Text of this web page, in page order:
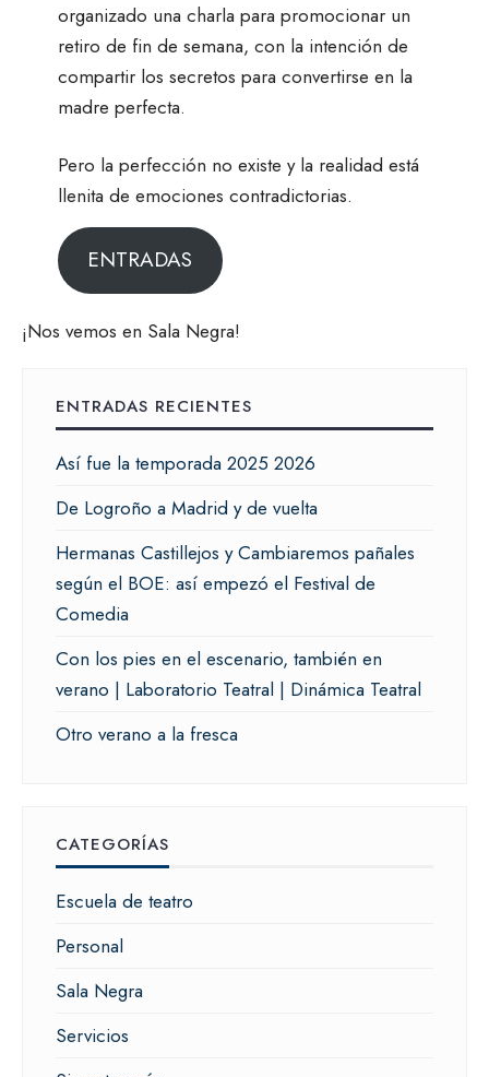
organizado una charla para promocionar un
retiro de fin de semana, con la intención de
compartir los secretos para convertirse en la
madre perfecta.
Pero la perfección no existe y la realidad está
llenita de emociones contradictorias.
ENTRADAS
¡Nos vemos en Sala Negra!
ENTRADAS RECIENTES
Así fue la temporada 2025 2026
De Logroño a Madrid y de vuelta
Hermanas Castillejos y Cambiaremos pañales
según el BOE: así empezó el Festival de
Comedia
Con los pies en el escenario, también en
verano | Laboratorio Teatral | Dinámica Teatral
Otro verano a la fresca
CATEGORÍAS
Escuela de teatro
Personal
Sala Negra
Servicios